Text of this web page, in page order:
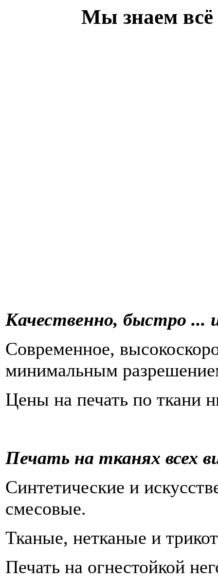
Мы знаем всё
Качественно, быстро ...
Современное,
минимальным
Цены на печать по ткани
Печать на тканях всех
Синтетические и
смесовые.
Тканые, нетканые и
Печать на огнестойкой